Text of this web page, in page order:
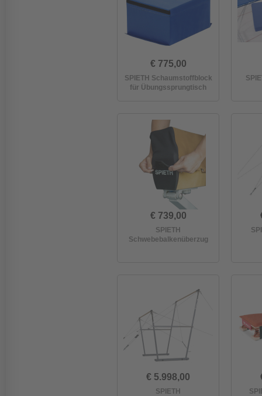
€ 775,00
SPIETH Schaumstoffblock
für Übungssprungtisch
€ 739,00
SPIETH
Schwebebalkenüberzug
€ 5.998,00
SPIETH